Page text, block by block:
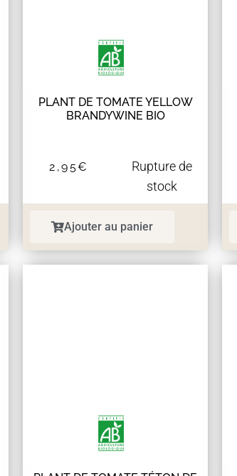
PLANT DE TOMATE YELLOW
BRANDYWINE BIO
2,95€
Rupture de
stock
Ajouter au panier